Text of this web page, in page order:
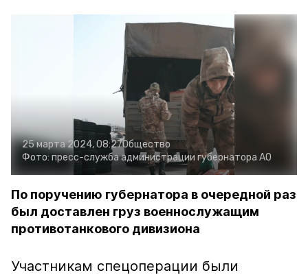
25 марта 2024, 08:27Общество
Фото: пресс-служба администрации губернатора АО
По поручению губернатора в очередной раз
был доставлен груз военнослужащим
противотанкового дивизиона
Участникам спецоперации были